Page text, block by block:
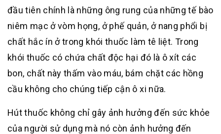
đầu tiên chính là những ông rung của những tế bào
niêm mạc ở vòm họng, ở phế quản, ở nang phổi bị
chất hắc ín ở trong khói thuốc làm tê liệt. Trong
khói thuốc có chứa chất độc hại đó là ô xít các
bon, chất này thấm vào máu, bám chặt các hồng
cầu không cho chúng tiếp cận ô xi nữa.
Hút thuốc không chỉ gây ảnh hưởng đến sức khỏe
của người sử dụng mà nó còn ảnh hưởng đến